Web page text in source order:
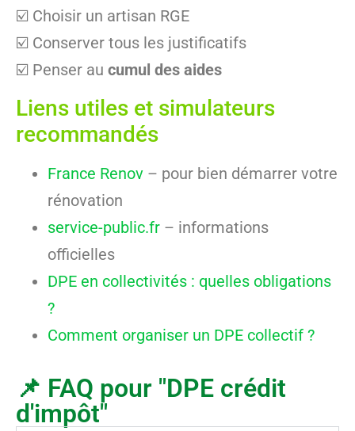
☑️ Choisir un artisan RGE
☑️ Conserver tous les justificatifs
☑️ Penser au cumul des aides
Liens utiles et simulateurs
recommandés
France Renov – pour bien démarrer votre
rénovation
service-public.fr – informations
officielles
DPE en collectivités : quelles obligations
?
Comment organiser un DPE collectif ?
📌 FAQ pour "DPE crédit
d'impôt"